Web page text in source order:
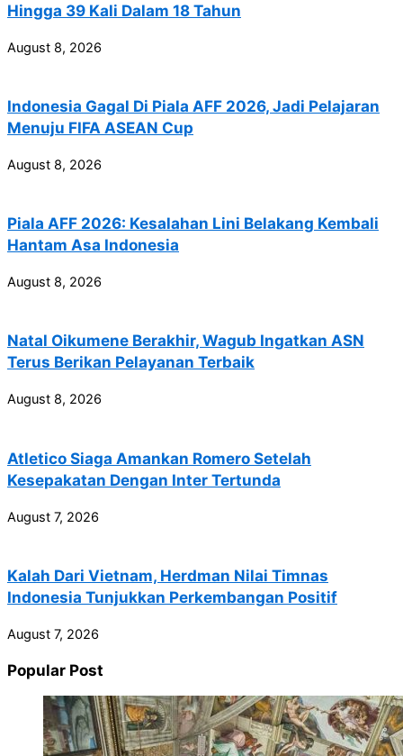
Hingga 39 Kali Dalam 18 Tahun
August 8, 2026
Indonesia Gagal Di Piala AFF 2026, Jadi Pelajaran
Menuju FIFA ASEAN Cup
August 8, 2026
Piala AFF 2026: Kesalahan Lini Belakang Kembali
Hantam Asa Indonesia
August 8, 2026
Natal Oikumene Berakhir, Wagub Ingatkan ASN
Terus Berikan Pelayanan Terbaik
August 8, 2026
Atletico Siaga Amankan Romero Setelah
Kesepakatan Dengan Inter Tertunda
August 7, 2026
Kalah Dari Vietnam, Herdman Nilai Timnas
Indonesia Tunjukkan Perkembangan Positif
August 7, 2026
Popular Post